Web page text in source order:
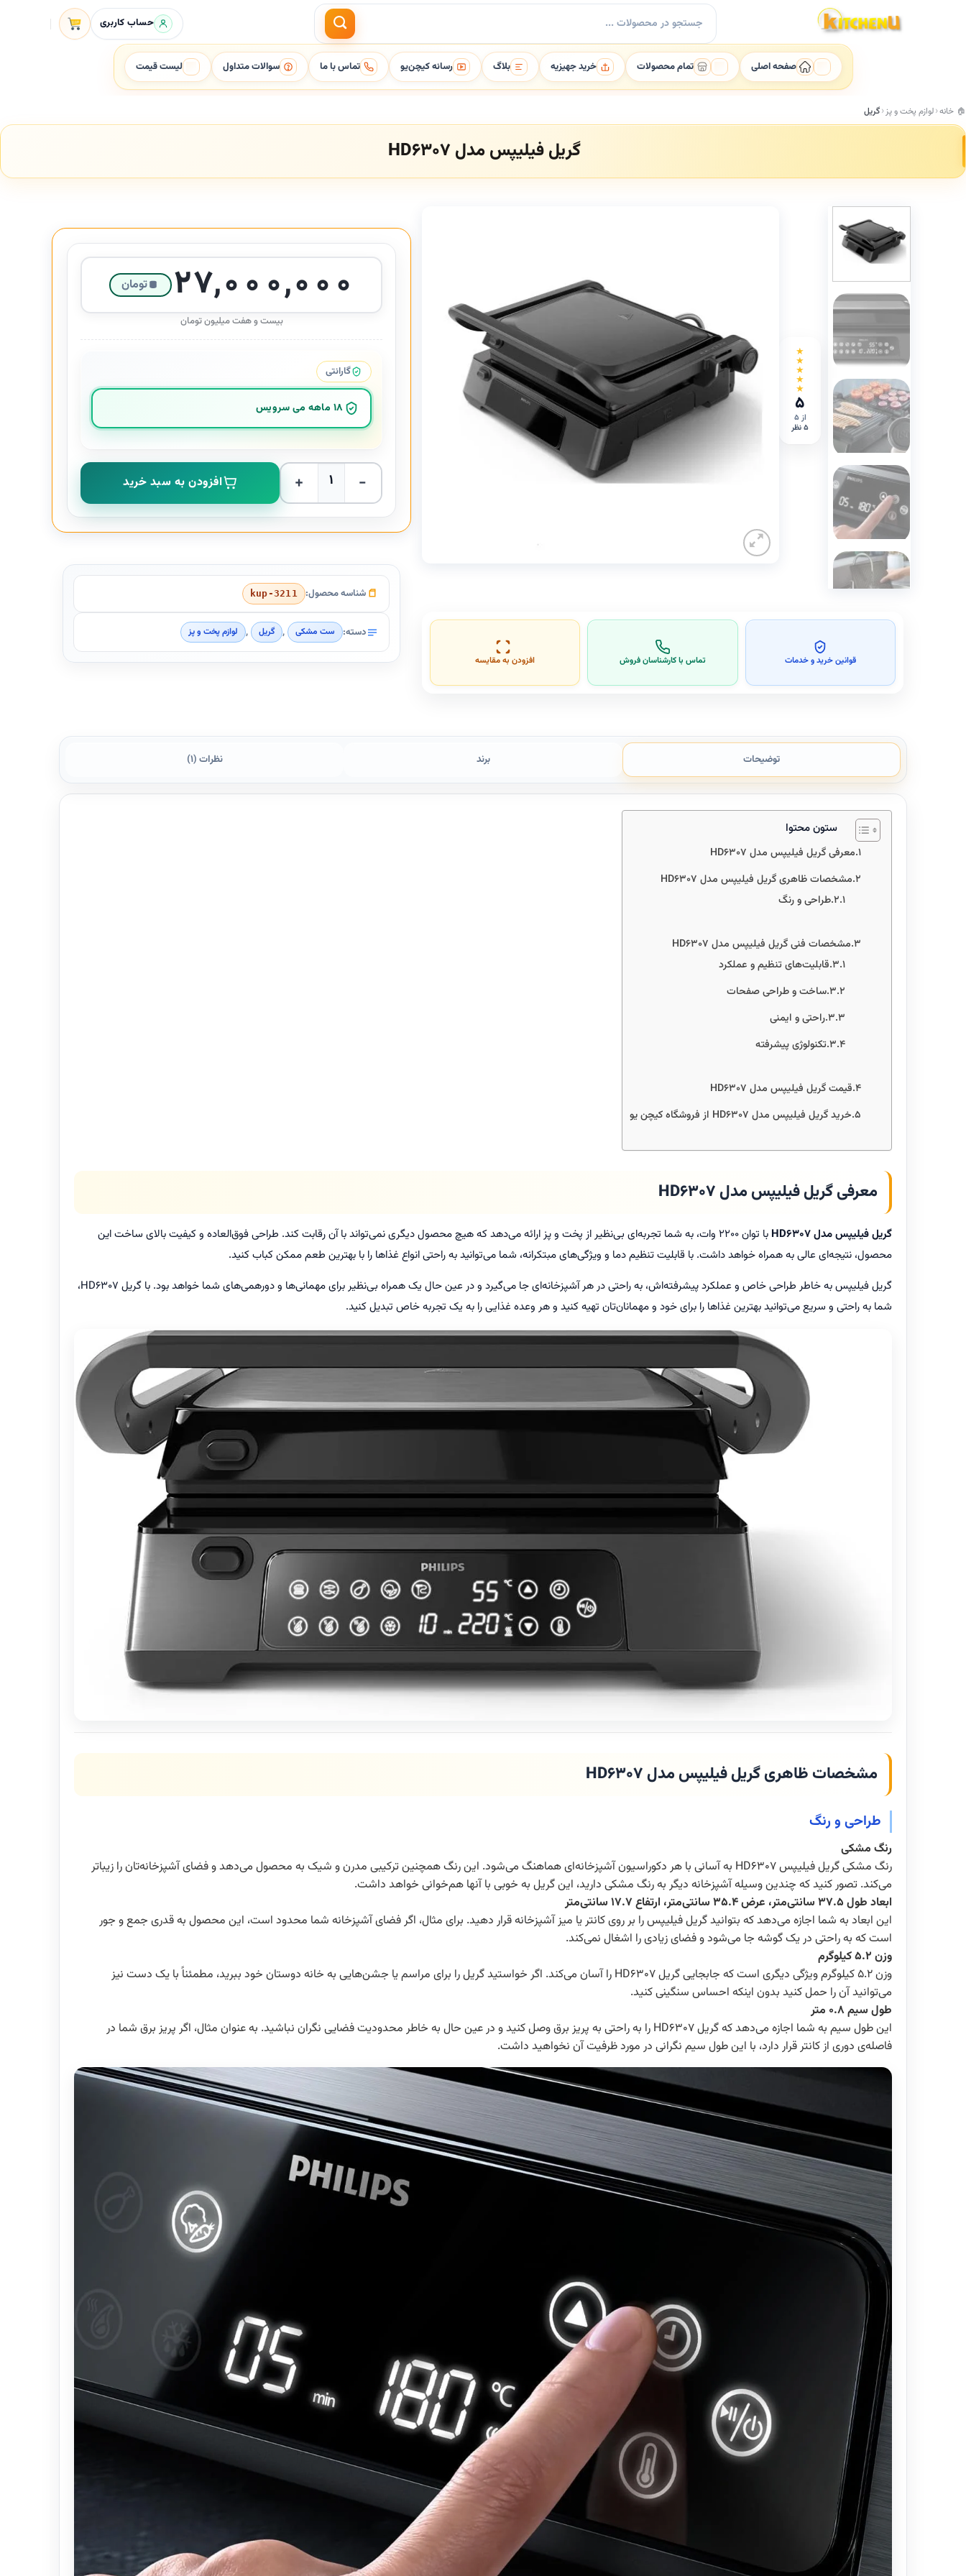
برای:
حساب کاربری
صفحه اصلی تمام محصولات خرید جهیزیه بلاگ رسانه کیچن‌یو تماس با ما سوالات متداول لیست قیمت
خانه لوازم پخت و پز گریل
گریل فیلیپس مدل HD6307
★
★
★
★
★
۵
از ۵
۵ نظر
قوانین خرید و خدمات تماس با کارشناسان فروش افزودن به مقایسه
۲۷,۰۰۰,۰۰۰ تومان
بیست و هفت میلیون تومان
گارانتی
18 ماهه می سرویس
گریل فیلیپس مدل HD6307 عدد
افزودن به سبد خرید
شناسه محصول: kup-3211
دسته: ست مشکی , گریل , لوازم پخت و پز
توضیحات برند نظرات (1)
ستون محتوا
معرفی گریل فیلیپس مدل HD6307
مشخصات ظاهری گریل فیلیپس مدل HD6307
طراحی و رنگ
مشخصات فنی گریل فیلیپس مدل HD6307
قابلیت‌های تنظیم و عملکرد
ساخت و طراحی صفحات
راحتی و ایمنی
تکنولوژی پیشرفته
قیمت گریل فیلیپس مدل HD6307
خرید گریل فیلیپس مدل HD6307 از فروشگاه کیچن یو
معرفی گریل فیلیپس مدل HD6307
گریل فیلیپس مدل HD6307
با توان 2200 وات، به شما تجربه‌ای بی‌نظیر از پخت و پز ارائه می‌دهد که هیچ محصول دیگری نمی‌تواند با آن رقابت کند. طراحی فوق‌العاده و کیفیت بالای ساخت این
محصول، نتیجه‌ای عالی به همراه خواهد داشت. با قابلیت تنظیم دما و ویژگی‌های مبتکرانه، شما می‌توانید به راحتی انواع غذاها را با بهترین طعم ممکن کباب کنید.
گریل فیلیپس به خاطر طراحی خاص و عملکرد پیشرفته‌اش، به راحتی در هر آشپزخانه‌ای جا می‌گیرد و در عین حال یک همراه بی‌نظیر برای مهمانی‌ها و دورهمی‌های شما خواهد بود. با گریل HD6307،
شما به راحتی و سریع می‌توانید بهترین غذاها را برای خود و مهمانان‌تان تهیه کنید و هر وعده غذایی را به یک تجربه خاص تبدیل کنید.
مشخصات ظاهری گریل فیلیپس مدل HD6307
طراحی و رنگ
رنگ مشکی
رنگ مشکی گریل فیلیپس HD6307 به آسانی با هر دکوراسیون آشپزخانه‌ای هماهنگ می‌شود. این رنگ همچنین ترکیبی مدرن و شیک به محصول می‌دهد و فضای آشپزخانه‌تان را زیبا‌تر
می‌کند. تصور کنید که چندین وسیله آشپزخانه دیگر به رنگ مشکی دارید، این گریل به خوبی با آنها هم‌خوانی خواهد داشت.
ابعاد طول 37.5 سانتی‌متر، عرض 35.4 سانتی‌متر، ارتفاع 17.7 سانتی‌متر
این ابعاد به شما اجازه می‌دهد که بتوانید گریل فیلیپس را بر روی کانتر یا میز آشپزخانه قرار دهید. برای مثال، اگر فضای آشپزخانه شما محدود است، این محصول به قدری جمع و جور
است که به راحتی در یک گوشه جا می‌شود و فضای زیادی را اشغال نمی‌کند.
وزن 5.2 کیلوگرم
وزن 5.2 کیلوگرم ویژگی دیگری است که جابجایی گریل HD6307 را آسان می‌کند. اگر خواستید گریل را برای مراسم یا جشن‌هایی به خانه دوستان خود ببرید، مطمئناً با یک دست نیز
می‌توانید آن را حمل کنید بدون اینکه احساس سنگینی کنید.
طول سیم 0.8 متر
این طول سیم به شما اجازه می‌دهد که گریل HD6307 را به راحتی به پریز برق وصل کنید و در عین حال به خاطر محدودیت فضایی نگران نباشید. به عنوان مثال، اگر پریز برق شما در
فاصله‌ی دوری از کانتر قرار دارد، با این طول سیم نگرانی در مورد ظرفیت آن نخواهید داشت.